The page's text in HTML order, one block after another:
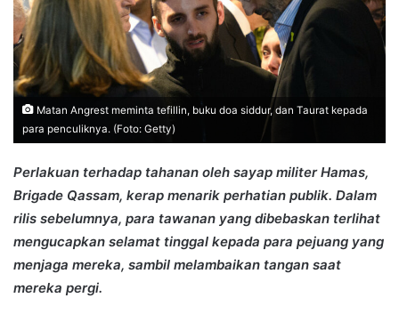
Matan Angrest meminta tefillin, buku doa siddur, dan Taurat kepada
para penculiknya. (Foto: Getty)
Perlakuan terhadap tahanan oleh sayap militer Hamas,
Brigade Qassam, kerap menarik perhatian publik. Dalam
rilis sebelumnya, para tawanan yang dibebaskan terlihat
mengucapkan selamat tinggal kepada para pejuang yang
menjaga mereka, sambil melambaikan tangan saat
mereka pergi.